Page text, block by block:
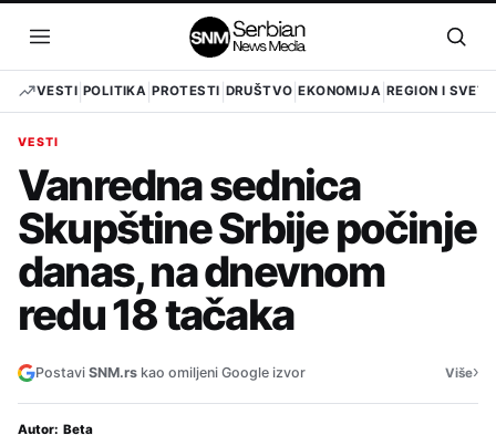
sadržaj
Otvori
meni
VESTI POLITIKA PROTESTI DRUŠTVO EKONOMIJA REGION I SVET
VESTI
Vanredna sednica
Skupštine Srbije počinje
danas, na dnevnom
redu 18 tačaka
Postavi SNM.rs kao omiljeni Google izvor Više›
Autor: Beta